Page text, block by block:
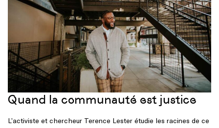
Quand la communauté est justice
L’activiste et chercheur Terence Lester étudie les racines de ce